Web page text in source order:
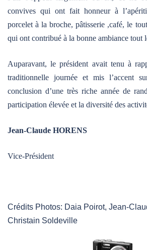
convives qui ont fait honneur à
porcelet à la broche, pâtisserie ,café, le
qui ont contribué à la bonne ambiance tout
Auparavant, le président avait tenu à
traditionnelle journée et mis l’accent
conclusion d’une très riche année de
participation élevée et la diversité des
Jean-Claude HORENS
Vice-Président
Crédits Photos: Daia Poirot, Jean-
Christain Soldeville